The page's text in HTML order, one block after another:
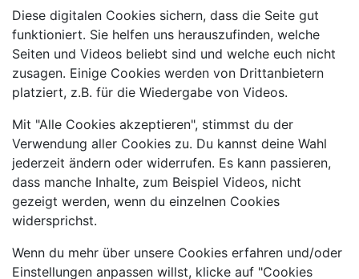
Diese digitalen Cookies sichern, dass die Seite gut
funktioniert. Sie helfen uns herauszufinden, welche
Seiten und Videos beliebt sind und welche euch nicht
zusagen. Einige Cookies werden von Drittanbietern
platziert, z.B. für die Wiedergabe von Videos.
Mit "Alle Cookies akzeptieren", stimmst du der
Verwendung aller Cookies zu. Du kannst deine Wahl
jederzeit ändern oder widerrufen. Es kann passieren,
dass manche Inhalte, zum Beispiel Videos, nicht
gezeigt werden, wenn du einzelnen Cookies
widersprichst.
Wenn du mehr über unsere Cookies erfahren und/oder
Einstellungen anpassen willst, klicke auf "Cookies